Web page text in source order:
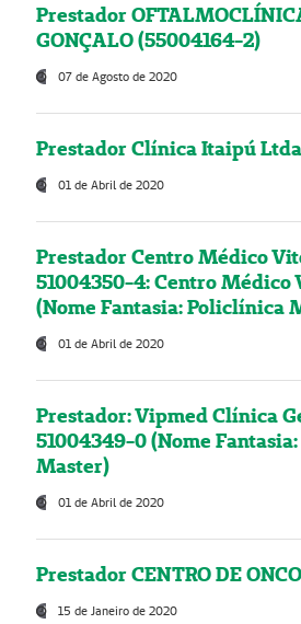
Prestador
GONÇALO (55004164-2)
07 de Agosto de 2020
Prestador Clínica Itaipú
01 de Abril de 2020
Prestador Centro Médico
51004350-4: Centro Médico
(Nome Fantasia: Policlínica
01 de Abril de 2020
Prestador: Vipmed Clínica
51004349-0 (Nome
Master)
01 de Abril de 2020
Prestador CENTRO DE
15 de Janeiro de 2020